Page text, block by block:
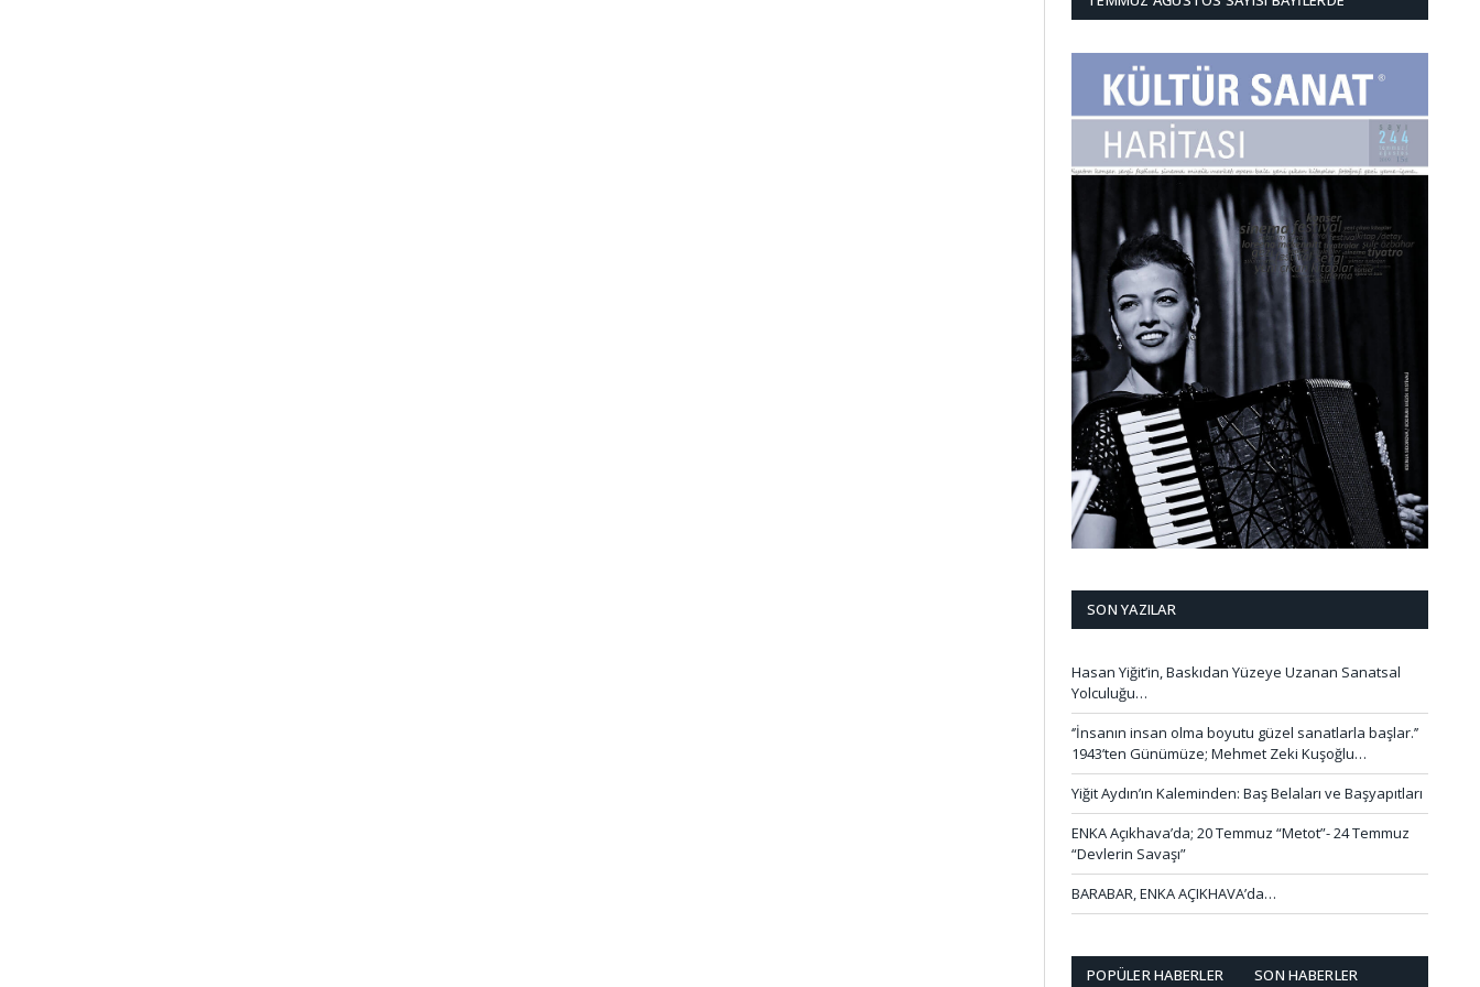
SON YAZILAR
Hasan Yiğit’in, Baskıdan Yüzeye Uzanan Sanatsal
Yolculuğu…
‘’İnsanın insan olma boyutu güzel sanatlarla başlar.’’
1943’ten Günümüze; Mehmet Zeki Kuşoğlu…
Yiğit Aydın’ın Kaleminden: Baş Belaları ve Başyapıtları
ENKA Açıkhava’da; 20 Temmuz “Metot”- 24 Temmuz
“Devlerin Savaşı”
BARABAR, ENKA AÇIKHAVA’da…
POPÜLER HABERLER SON HABERLER